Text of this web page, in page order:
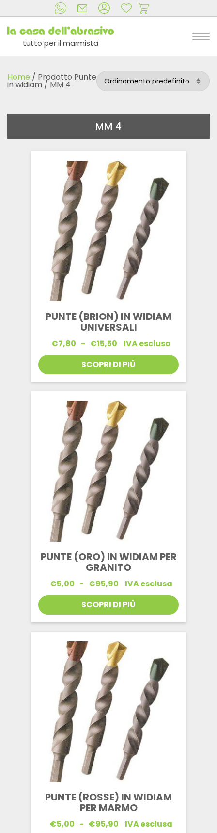
tutto per il marmista
Home / Prodotto Punte
in widiam / MM 4
MM 4
PUNTE (BRION) IN WIDIAM
UNIVERSALI
€7,80 - €15,50Fascia
prezzo:
da
€7,80
a
IVA esclusa
SCOPRI DI PIÙ
PUNTE (ORO) IN WIDIAM PER
GRANITO
€5,00 - €95,90Fascia
prezzo:
da
€5,00
a
IVA esclusa
SCOPRI DI PIÙ
PUNTE (ROSSE) IN WIDIAM
PER MARMO
€5,00 - €95,90FasciaIVA esclusa